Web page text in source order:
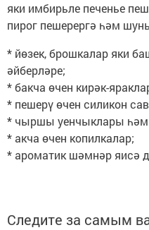
яки имбирьле печенье
пирог пешерергә һәм
* йөзек, брошкалар яки
әйберләре;
* бакча өчен кирәк-
* пешерү өчен силикон
* чыршы уенчыклары һәм
* акча өчен копилкалар;
* ароматик шәмнәр яисә
Следите за самым